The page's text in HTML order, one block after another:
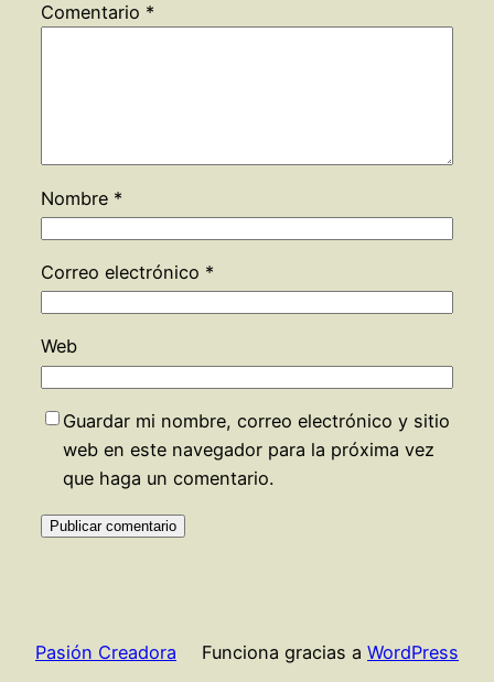
Comentario *
Nombre *
Correo electrónico *
Web
Guardar mi nombre, correo electrónico y sitio
web en este navegador para la próxima vez
que haga un comentario.
Pasión Creadora Funciona gracias a WordPress